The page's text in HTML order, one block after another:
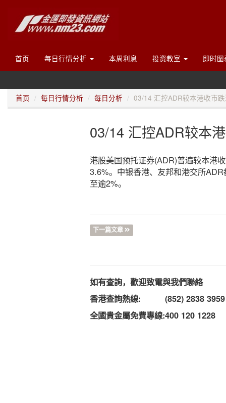
首页 每日行情分析 本周利息 投资教室 即时图
首页 每日行情分析 每日分析 03/14 汇控ADR较本港收市
03/14 汇控ADR较本
港股美国预托证券(ADR)普遍较本港
3.6%。中银香港、友邦和港交所
至逾2%。
下一篇文章
如有查詢，歡迎致電與我們聯絡
香港查詢熱線:
(852) 2838 3959
全國貴金屬免費專線:400 120 1228